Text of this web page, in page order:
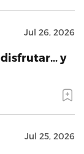
Jul 26, 2026
disfrutar… y
Jul 25, 2026